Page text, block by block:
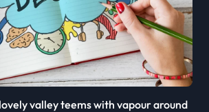
valley teems with vapour around